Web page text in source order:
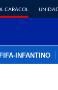
CARACOL
INFANTINO